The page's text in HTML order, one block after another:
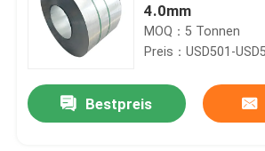
4.0mm
MOQ：5 Tonnen
Preis：USD501-
Bestpreis